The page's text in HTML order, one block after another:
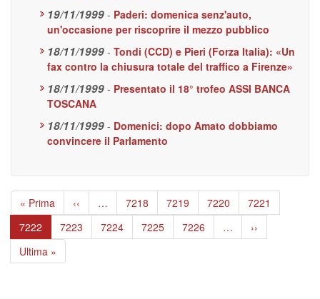
19/11/1999 - Paderi: domenica senz'auto,
un'occasione per riscoprire il mezzo pubblico
18/11/1999 - Tondi (CCD) e Pieri (Forza Italia): «Un
fax contro la chiusura totale del traffico a Firenze»
18/11/1999 - Presentato il 18° trofeo ASSI BANCA
TOSCANA
18/11/1999 - Domenici: dopo Amato dobbiamo
convincere il Parlamento
Paginazione
Prima
pagina
« Prima
Pagina
precedente
‹‹ … Page
7218 Page
7219 Page
7220 Page
7221
Pagina
attuale
7222 Page
7223 Page
7224 Page
7225 Page
7226 …
Pagina
successiva
››
Ultima
pagina
Ultima »